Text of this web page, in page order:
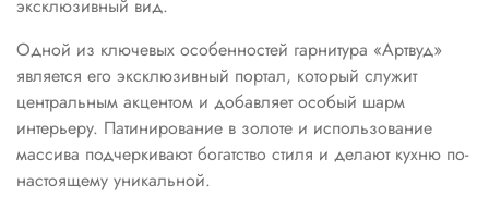
эксклюзивный вид.
Одной из ключевых особенностей гарнитура «Артвуд»
является его эксклюзивный портал, который служит
центральным акцентом и добавляет особый шарм
интерьеру. Патинирование в золоте и использование
массива подчеркивают богатство стиля и делают кухню по-
настоящему уникальной.